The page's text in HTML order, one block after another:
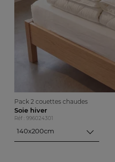
Pack 2 couettes chaudes
Soie hiver
Réf : 996024301
140x200cm